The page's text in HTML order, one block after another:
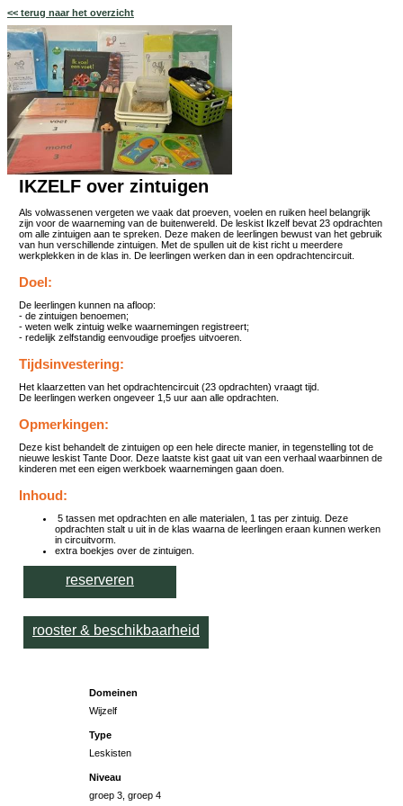
<< terug naar het overzicht
IKZELF over zintuigen
Als volwassenen vergeten we vaak dat proeven, voelen en ruiken heel belangrijk
zijn voor de waarneming van de buitenwereld. De leskist Ikzelf bevat 23 opdrachten
om alle zintuigen aan te spreken. Deze maken de leerlingen bewust van het gebruik
van hun verschillende zintuigen. Met de spullen uit de kist richt u meerdere
werkplekken in de klas in. De leerlingen werken dan in een opdrachtencircuit.
Doel:
De leerlingen kunnen na afloop:
- de zintuigen benoemen;
- weten welk zintuig welke waarnemingen registreert;
- redelijk zelfstandig eenvoudige proefjes uitvoeren.
Tijdsinvestering:
Het klaarzetten van het opdrachtencircuit (23 opdrachten) vraagt tijd.
De leerlingen werken ongeveer 1,5 uur aan alle opdrachten.
Opmerkingen:
Deze kist behandelt de zintuigen op een hele directe manier, in tegenstelling tot de
nieuwe leskist Tante Door. Deze laatste kist gaat uit van een verhaal waarbinnen de
kinderen met een eigen werkboek waarnemingen gaan doen.
Inhoud:
5 tassen met opdrachten en alle materialen, 1 tas per zintuig. Deze
opdrachten stalt u uit in de klas waarna de leerlingen eraan kunnen werken
in circuitvorm.
extra boekjes over de zintuigen.
reserveren
rooster & beschikbaarheid
Domeinen
Wijzelf
Type
Leskisten
Niveau
groep 3, groep 4